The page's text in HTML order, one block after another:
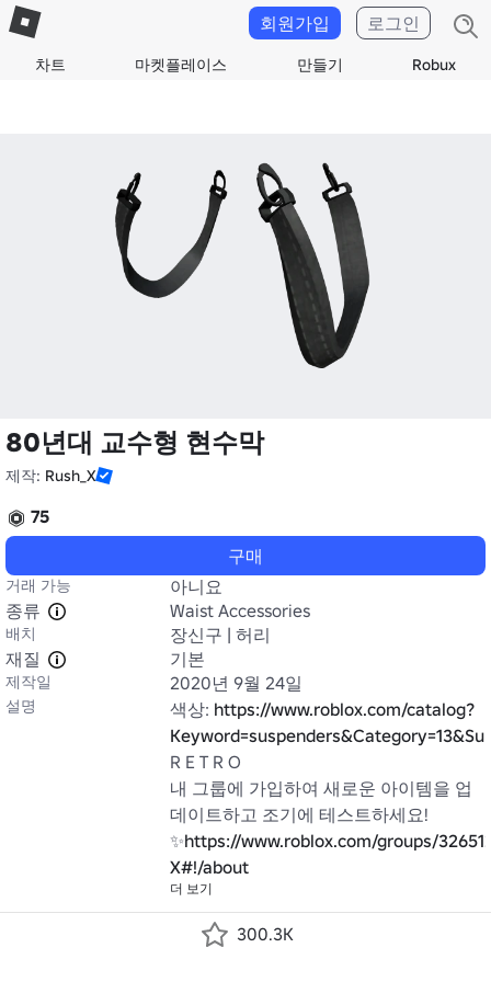
차트 마켓플레이스 만들기 Robux
회원가입 로그인
80년대 교수형 현수막
제작: Rush_X
75
구매
거래 가능
아니요
종류
Waist Accessories
배치
장신구 | 허리
재질
기본
제작일 2020년 9월 24일
설명 색상: https://www.roblox.com/catalog?
R E T R O
내 그룹에 가입하여 새로운 아이템을 업
데이트하고 조기에 테스트하세요!
✨https://www.roblox.com/groups/
X#!/about
더 보기
300.3K